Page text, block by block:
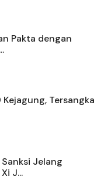
Pakta dengan
Tersangka
Jelang
J...